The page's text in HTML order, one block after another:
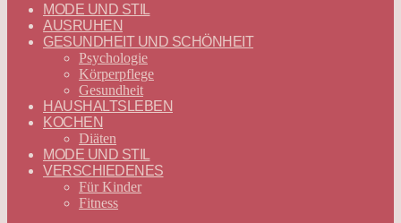
—
DEUTSCH
MODE UND STIL
AUSRUHEN
GESUNDHEIT UND SCHÖNHEIT
Psychologie
Körperpflege
Gesundheit
HAUSHALTSLEBEN
KOCHEN
Diäten
MODE UND STIL
VERSCHIEDENES
Für Kinder
Fitness